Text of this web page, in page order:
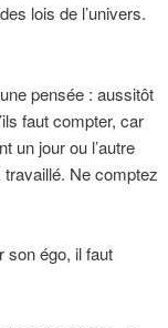
lois de l’univers.
pensée : aussitôt
faut compter, car
un jour ou l’autre
Ne comptez
son égo, il faut